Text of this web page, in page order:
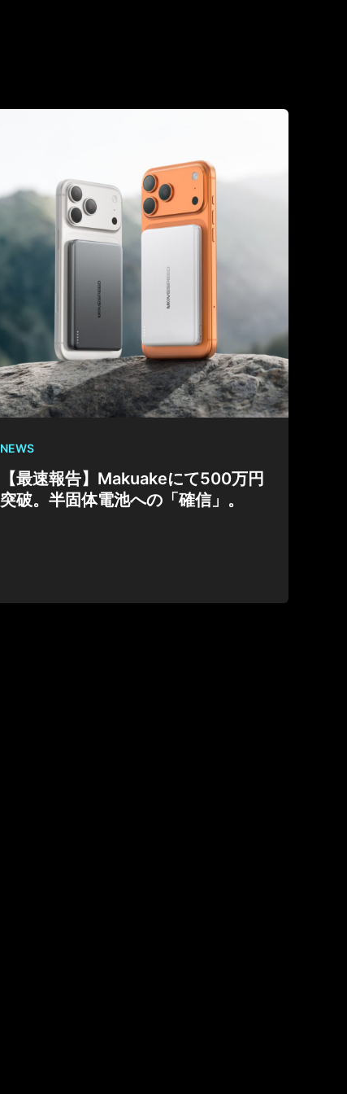
NEWS
【最速報告】Makuakeにて500万円
突破。半固体電池への「確信」。